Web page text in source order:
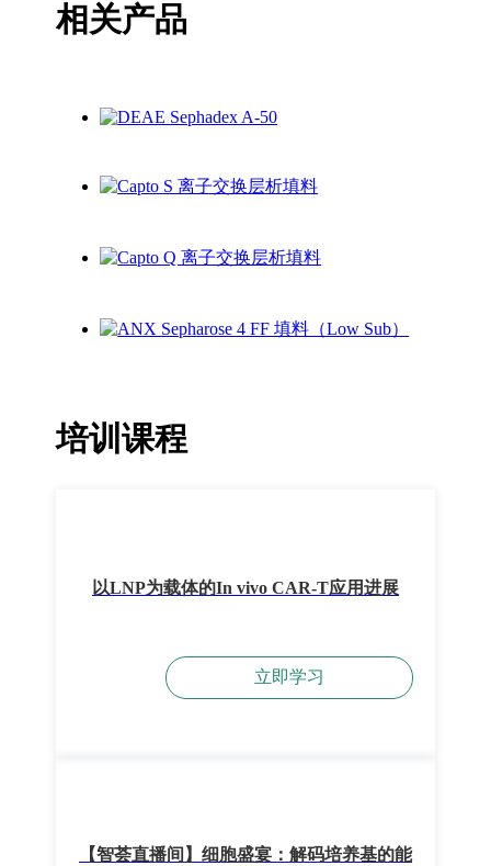
相关产品
培训课程
以LNP为载体的In vivo CAR-T应用进展
立即学习
【智荟直播间】细胞盛宴：解码培养基的能